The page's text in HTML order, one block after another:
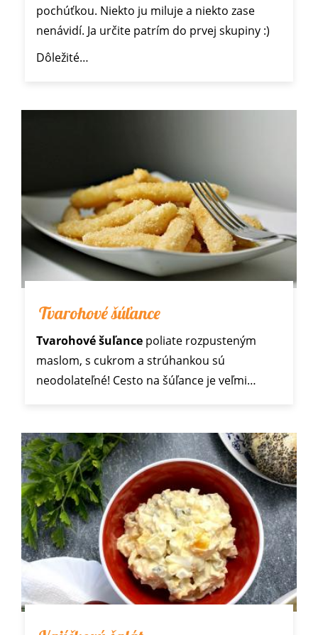
pochúťkou. Niekto ju miluje a niekto zase
nenávidí. Ja určite patrím do prvej skupiny :)
Dôležité…
Tvarohové šúľance
Tvarohové šuľance poliate rozpusteným
maslom, s cukrom a strúhankou sú
neodolateľné! Cesto na šúľance je veľmi…